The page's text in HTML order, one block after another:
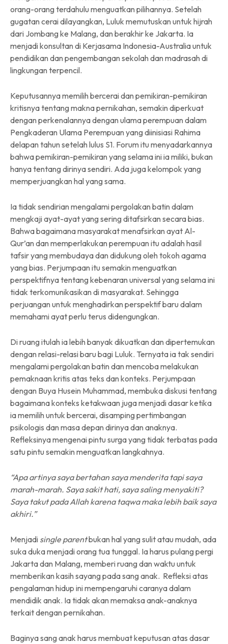
orang-orang terdahulu menguatkan pilihannya. Setelah
gugatan cerai dilayangkan, Luluk memutuskan untuk hijrah
dari Jombang ke Malang, dan berakhir ke Jakarta. Ia
menjadi konsultan di Kerjasama Indonesia-Australia untuk
pendidikan dan pengembangan sekolah dan madrasah di
lingkungan terpencil.
Keputusannya memilih bercerai dan pemikiran-pemikiran
kritisnya tentang makna pernikahan, semakin diperkuat
dengan perkenalannya dengan ulama perempuan dalam
Pengkaderan Ulama Perempuan yang diinisiasi Rahima
delapan tahun setelah lulus S1. Forum itu menyadarkannya
bahwa pemikiran-pemikiran yang selama ini ia miliki, bukan
hanya tentang dirinya sendiri. Ada juga kelompok yang
memperjuangkan hal yang sama.
Ia tidak sendirian mengalami pergolakan batin dalam
mengkaji ayat-ayat yang sering ditafsirkan secara bias.
Bahwa bagaimana masyarakat menafsirkan ayat Al-
Qur’an dan memperlakukan perempuan itu adalah hasil
tafsir yang membudaya dan didukung oleh tokoh agama
yang bias. Perjumpaan itu semakin menguatkan
perspektifnya tentang kebenaran universal yang selama ini
tidak terkomunikasikan di masyarakat. Sehingga
perjuangan untuk menghadirkan perspektif baru dalam
memahami ayat perlu terus didengungkan.
Di ruang itulah ia lebih banyak dikuatkan dan dipertemukan
dengan relasi-relasi baru bagi Luluk. Ternyata ia tak sendiri
mengalami pergolakan batin dan mencoba melakukan
pemaknaan kritis atas teks dan konteks. Perjumpaan
dengan Buya Husein Muhammad, membuka diskusi tentang
bagaimana konteks ketakwaan juga menjadi dasar ketika
ia memilih untuk bercerai, disamping pertimbangan
psikologis dan masa depan dirinya dan anaknya.
Refleksinya mengenai pintu surga yang tidak terbatas pada
satu pintu semakin menguatkan langkahnya.
“Apa artinya saya bertahan saya menderita tapi saya
marah-marah. Saya sakit hati, saya saling menyakiti?
Saya takut pada Allah karena taqwa maka lebih baik saya
akhiri.”
Menjadi single parentbukan hal yang sulit atau mudah, ada
suka duka menjadi orang tua tunggal. Ia harus pulang pergi
Jakarta dan Malang, memberi ruang dan waktu untuk
memberikan kasih sayang pada sang anak. Refleksi atas
pengalaman hidup ini mempengaruhi caranya dalam
mendidik anak. Ia tidak akan memaksa anak-anaknya
terkait dengan pernikahan.
Baginya sang anak harus membuat keputusan atas dasar